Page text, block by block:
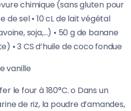
chimique (sans gluten pour
de sel • 10 cL de lait végétal
soja,…) • 50 g de banane
• 3 CS d’huile de coco fondue
vanille
le four à 180°C. o Dans un
de riz, la poudre d’amandes,